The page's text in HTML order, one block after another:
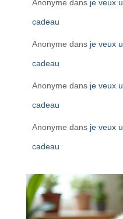
Anonyme dans je veux
cadeau
Anonyme dans je veux
cadeau
Anonyme dans je veux
cadeau
Anonyme dans je veux
cadeau